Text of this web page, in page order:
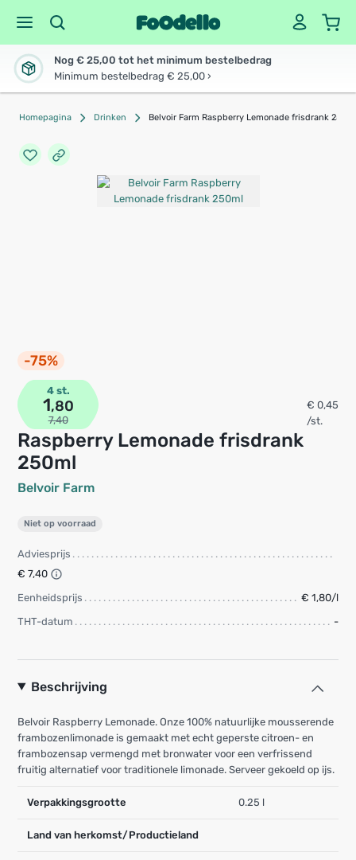
Nog € 25,00 tot het minimum bestelbedrag
Minimum bestelbedrag € 25,00 ›
Homepagina Drinken Belvoir Farm Raspberry Lemonade frisdrank
-75%
Raspberry Lemonade frisdrank
250ml
Belvoir Farm
4 st.
1,80
7,40
€ 0,45
/st.
Niet op voorraad
Adviesprijs
€ 7,40
Eenheidsprijs
€ 1,80/l
THT-datum
-
Beschrijving
Belvoir Raspberry Lemonade. Onze 100% natuurlijke mousserende
frambozenlimonade is gemaakt met echt geperste citroen- en
frambozensap vermengd met bronwater voor een verfrissend
fruitig alternatief voor traditionele limonade. Serveer gekoeld op ijs.
Verpakkingsgrootte 0.25 l
Land van herkomst/Productieland